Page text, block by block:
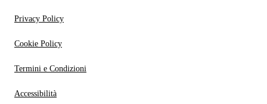
Privacy Policy
Cookie Policy
Termini e Condizioni
Accessibilità